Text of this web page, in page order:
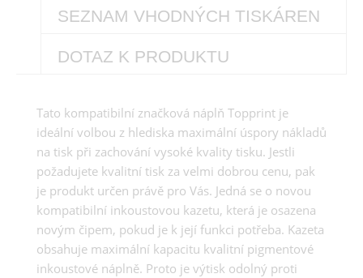
SEZNAM VHODNÝCH TISKÁREN
DOTAZ K PRODUKTU
Tato kompatibilní značková náplň Topprint je
ideální volbou z hlediska maximální úspory nákladů
na tisk při zachování vysoké kvality tisku. Jestli
požadujete kvalitní tisk za velmi dobrou cenu, pak
je produkt určen právě pro Vás. Jedná se o novou
kompatibilní inkoustovou kazetu, která je osazena
novým čipem, pokud je k její funkci potřeba. Kazeta
obsahuje maximální kapacitu kvalitní pigmentové
inkoustové náplně. Proto je výtisk odolný proti